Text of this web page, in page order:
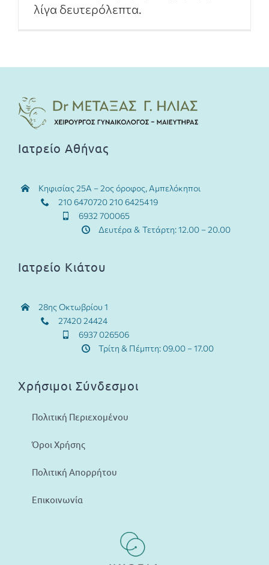
λίγα δευτερόλεπτα.
Ιατρείο Αθήνας
Κηφισίας 25Α – 2ος όροφος, Αμπελόκηποι
210 6470720 210 6425419
6932 700065
Δευτέρα & Τετάρτη: 12.00 – 20.00
Ιατρείο Κιάτου
28ης Οκτωβρίου 1
27420 24424
6937 026506
Τρίτη & Πέμπτη: 09.00 – 17.00
Χρήσιμοι Σύνδεσμοι
Πολιτική Περιεχομένου
Όροι Χρήσης
Πολιτική Απορρήτου
Επικοινωνία